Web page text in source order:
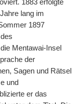
1883 erfolgte
lang im
1897
Mentawai-Insel
der
Sagen und Rätsel
und
er das